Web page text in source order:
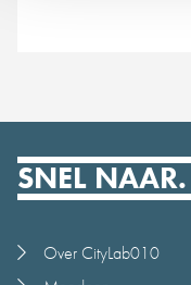
SNEL NAAR.
Over CityLab010